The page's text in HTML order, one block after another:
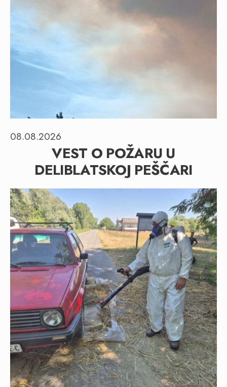
08.08.2026
VEST O POŽARU U
DELIBLATSKOJ PEŠČARI